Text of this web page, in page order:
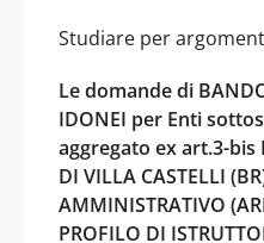
Studiare per
Le domande di
IDONEI per Enti
aggregato ex art.3-bis
DI VILLA CASTELLI
AMMINISTRATIVO
PROFILO DI